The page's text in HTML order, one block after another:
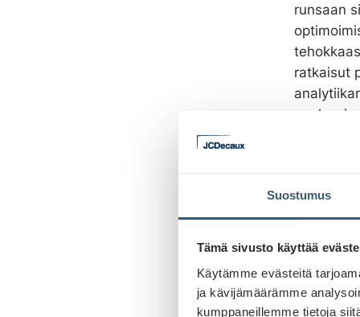
Suostumus
Tämä sivusto käyttää
Käytämme evästeitä
ja kävijämäärämme
kumppaneillemme tietoja
runsaan
ratkaisut
Tuore
merkitys